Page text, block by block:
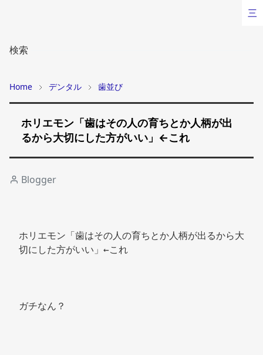
検索
Home デンタル 歯並び
ホリエモン「歯はその人の育ちとか人柄が出
るから大切にした方がいい」←これ
Blogger
ホリエモン「歯はその人の育ちとか人柄が出るから大
切にした方がいい」←これ
ガチなん？
三